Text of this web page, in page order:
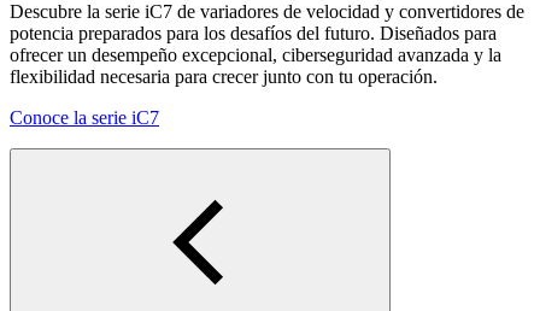
Descubre la serie iC7 de variadores de velocidad y convertidores de
potencia preparados para los desafíos del futuro. Diseñados para
ofrecer un desempeño excepcional, ciberseguridad avanzada y la
flexibilidad necesaria para crecer junto con tu operación.
Conoce la serie iC7